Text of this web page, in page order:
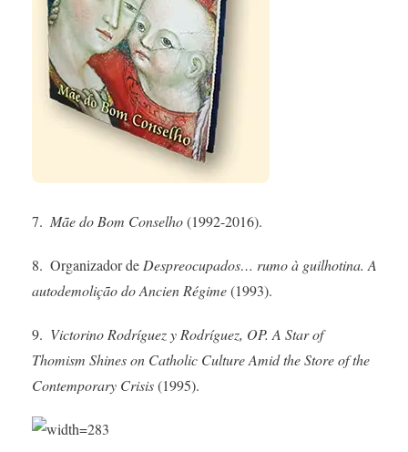
7. Mãe do Bom Conselho(1992-2016).
8. Organizador deDespreocupados… rumo à guilhotina. A
autodemolição do Ancien Régime(1993).
9. Victorino Rodríguez y Rodríguez, OP.A Star of
Thomism Shines on Catholic Culture Amid the Store of the
Contemporary Crisis(1995).